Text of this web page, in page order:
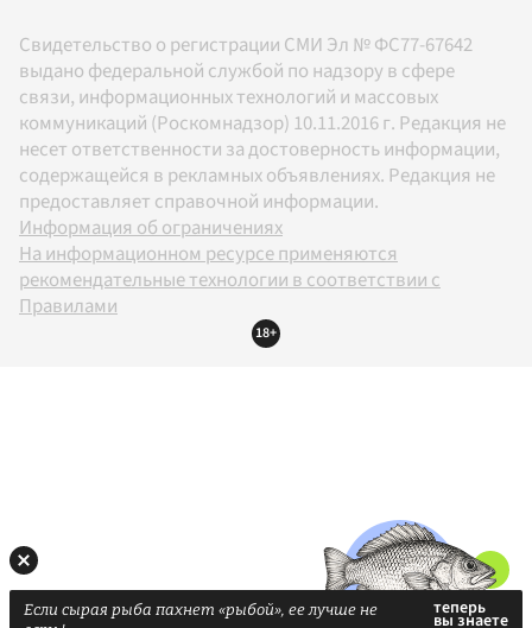
Свидетельство о регистрации СМИ Эл № ФС77-67642
выдано федеральной службой по надзору в сфере
связи, информационных технологий и массовых
коммуникаций (Роскомнадзор) 10.11.2016 г. Редакция не
несет ответственности за достоверность информации,
содержащейся в рекламных объявлениях. Редакция не
предоставляет справочной информации.
Информация об ограничениях
На информационном ресурсе применяются
рекомендательные технологии в соответствии с
Правилами
18+
Если сырая рыба пахнет «рыбой», ее лучше не